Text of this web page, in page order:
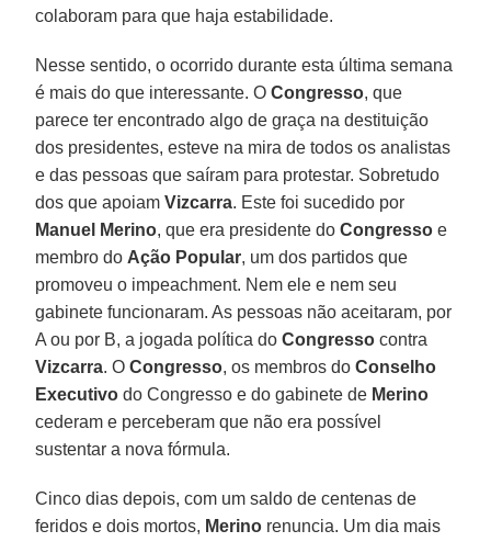
colaboram para que haja estabilidade.
Nesse sentido, o ocorrido durante esta última semana
é mais do que interessante. OCongresso, que
parece ter encontrado algo de graça na destituição
dos presidentes, esteve na mira de todos os analistas
e das pessoas que saíram para protestar. Sobretudo
dos que apoiamVizcarra. Este foi sucedido por
Manuel
Merino, que era presidente doCongresso e
membro do Ação Popular, um dos partidos que
promoveu o impeachment. Nem ele e nem seu
gabinete funcionaram. As pessoas não aceitaram, por
A ou por B, a jogada política doCongresso contra
Vizcarra. OCongresso, os membros doConselho
Executivo do Congresso e do gabinete de Merino
cederam e perceberam que não era possível
sustentar a nova fórmula.
Cinco dias depois, com um saldo de centenas de
feridos e dois mortos, Merino renuncia. Um dia mais